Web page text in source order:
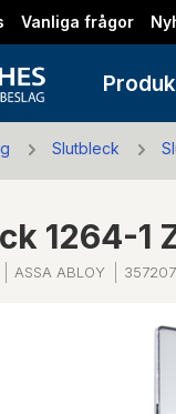
Vanliga frågor
Slutbleck
1264-1
ASSA ABLOY